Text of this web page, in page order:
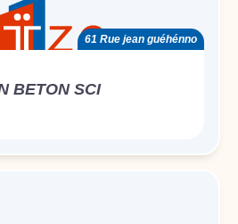
61 Rue jean guéhénno
BETON SCI